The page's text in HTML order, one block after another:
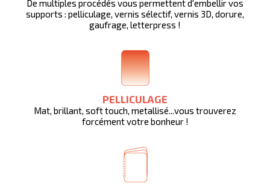
De multiples procédés vous permettent d'embellir vos
supports : pelliculage, vernis sélectif, vernis 3D, dorure,
gaufrage, letterpress !
PELLICULAGE
Mat, brillant, soft touch, metallisé...vous trouverez
forcément votre bonheur !